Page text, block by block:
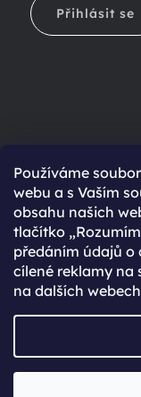
Používáme
webu a s Vaším
obsahu našich
tlačítko
předáním údajů o
cílené reklamy na
na dalších
Přihlásit se
Ještě
Rychlejší nákup
Přehled o stavu
Kompletní historie
Speciální akce,
Vytvořil Shoptet